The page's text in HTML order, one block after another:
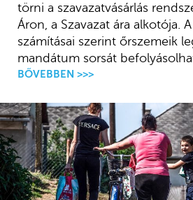
törni a szavazatvásárlás
Áron, a Szavazat ára alkotója.
számításai szerint őrszemeik
mandátum sorsát
BŐVEBBEN >>>